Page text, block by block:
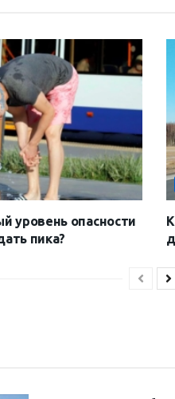
уровень опасности
пика?